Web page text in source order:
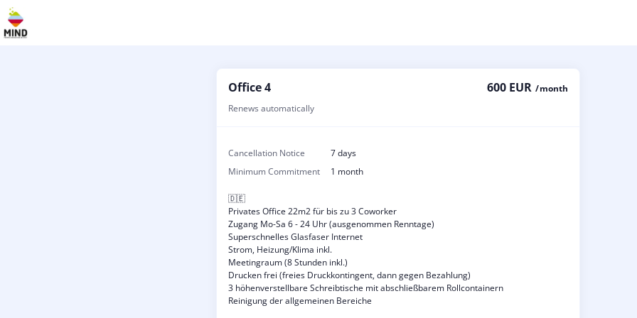
Office 4 600 EUR / month
Renews automatically
Cancellation Notice
7 days
Minimum Commitment
1 month
🇩🇪
Privates Office 22m2 für bis zu 3 Coworker
Zugang Mo-Sa 6 - 24 Uhr (ausgenommen Renntage)
Superschnelles Glasfaser Internet
Strom, Heizung/Klima inkl.
Meetingraum (8 Stunden inkl.)
Drucken frei (freies Druckkontingent, dann gegen Bezahlung)
3 höhenverstellbare Schreibtische mit abschließbarem Rollcontainern
Reinigung der allgemeinen Bereiche